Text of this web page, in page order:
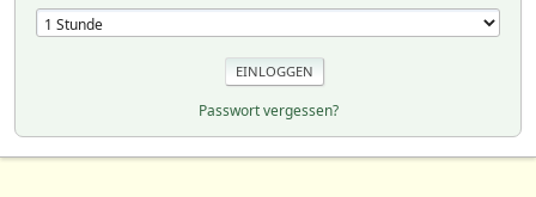
Passwort vergessen?